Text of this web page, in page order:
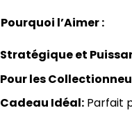
Pourquoi l’Aimer :
Stratégique et
Pour les
Cadeau Idéal:Parfait